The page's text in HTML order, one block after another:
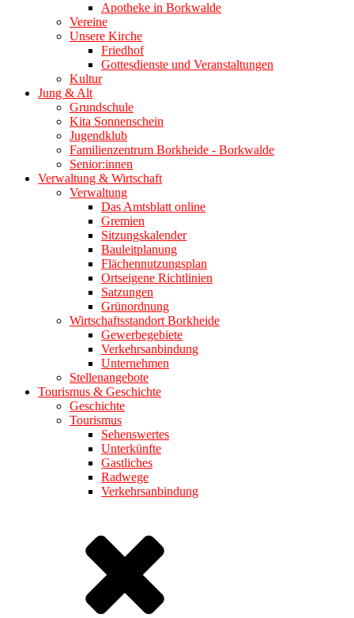
Apotheke in Borkwalde
Vereine
Unsere Kirche
Friedhof
Gottesdienste und Veranstaltungen
Kultur
Jung & Alt
Grundschule
Kita Sonnenschein
Jugendklub
Familienzentrum Borkheide - Borkwalde
Senior:innen
Verwaltung & Wirtschaft
Verwaltung
Das Amtsblatt online
Gremien
Sitzungskalender
Bauleitplanung
Flächennutzungsplan
Ortseigene Richtlinien
Satzungen
Grünordnung
Wirtschaftsstandort Borkheide
Gewerbegebiete
Verkehrsanbindung
Unternehmen
Stellenangebote
Tourismus & Geschichte
Geschichte
Tourismus
Sehenswertes
Unterkünfte
Gastliches
Radwege
Verkehrsanbindung